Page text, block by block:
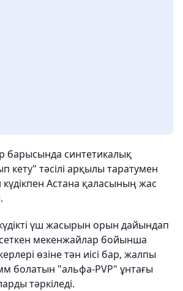
барысында синтетикалық
кету" тәсілі арқылы таратумен
Астана қаласының жас
үш жасырын орын дайындап
мекенжайлар бойынша
өзіне тән иісі бар, жалпы
болатын "альфа-PVP" ұнтағы
тәркіледі.